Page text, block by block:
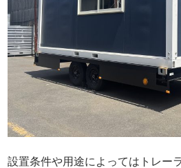
設置条件や用途によってはトレー